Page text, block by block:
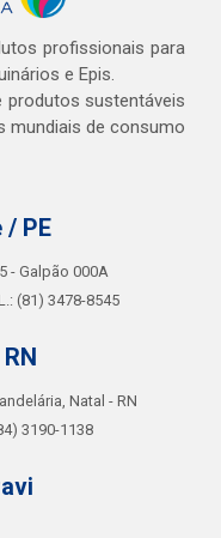
profissionais para
e Epis.
produtos sustentáveis
mundiais de consumo
PE
- Galpão 000A
(81) 3478-8545
Natal - RN
3190-1138